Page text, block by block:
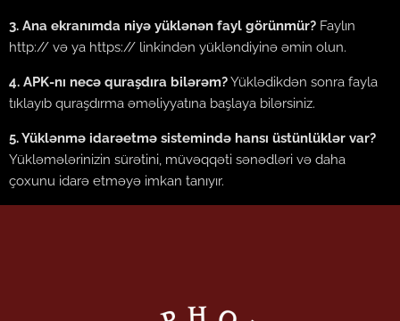
3. Ana ekranımda niyə yüklənən fayl görünmür? Faylın
http:// və ya https:// linkindən yükləndiyinə əmin olun.
4. APK-nı necə quraşdıra bilərəm?Yüklədikdən sonra fayla
tıklayıb quraşdırma əməliyyatına başlaya bilərsiniz.
5. Yüklənmə idarəetmə sistemində hansı üstünlüklər var?
Yükləmələrinizin sürətini, müvəqqəti sənədləri və daha
çoxunu idarə etməyə imkan tanıyır.